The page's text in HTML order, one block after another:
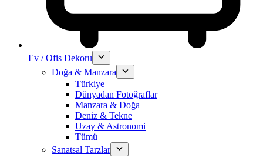
Ev / Ofis Dekoru
Doğa & Manzara
Türkiye
Dünyadan Fotoğraflar
Manzara & Doğa
Deniz & Tekne
Uzay & Astronomi
Tümü
Sanatsal Tarzlar